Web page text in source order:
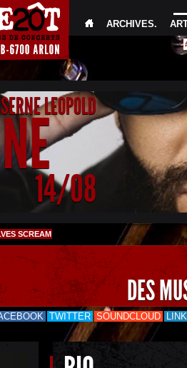
ARCHIVES.
LEOPOLD
14/08
SCREAM
DES
TWITTER SOUNDCLOUD